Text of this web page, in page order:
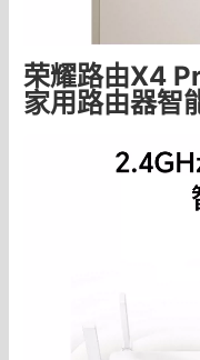
荣耀路由X4
家用路由器智